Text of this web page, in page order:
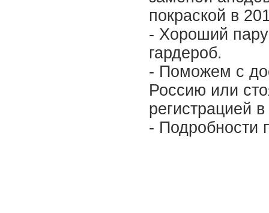
покраской в
- Хороший
гардероб.
- Поможем с
Россию или
регистрацией
- Подробности